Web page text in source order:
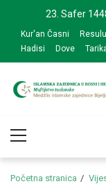
navigation
content
23. Safer
Kur'an Časni
Hadisi
Dove
Menu
Početna stranica